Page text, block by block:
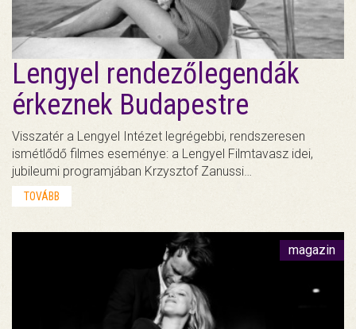
Lengyel rendezőlegendák
érkeznek Budapestre
Visszatér a Lengyel Intézet legrégebbi, rendszeresen
ismétlődő filmes eseménye: a Lengyel Filmtavasz idei,
jubileumi programjában Krzysztof Zanussi…
TOVÁBB
magazin